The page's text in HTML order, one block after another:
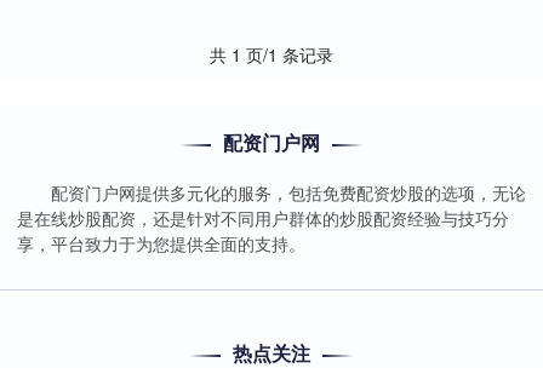
共 1 页/1 条记录
配资门户网
配资门户网提供多元化的服务，包括免费配资炒股的选项，无论
是在线炒股配资，还是针对不同用户群体的炒股配资经验与技巧分
享，平台致力于为您提供全面的支持。
热点关注